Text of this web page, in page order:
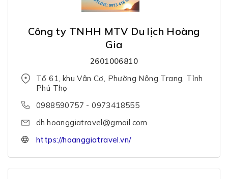
Công ty TNHH MTV Du lịch Hoàng
Gia
2601006810
Tổ 61, khu Vân Cơ, Phường Nông Trang, Tỉnh
Phú Thọ
0988590757 - 0973418555
dh.hoanggiatravel@gmail.com
https://hoanggiatravel.vn/